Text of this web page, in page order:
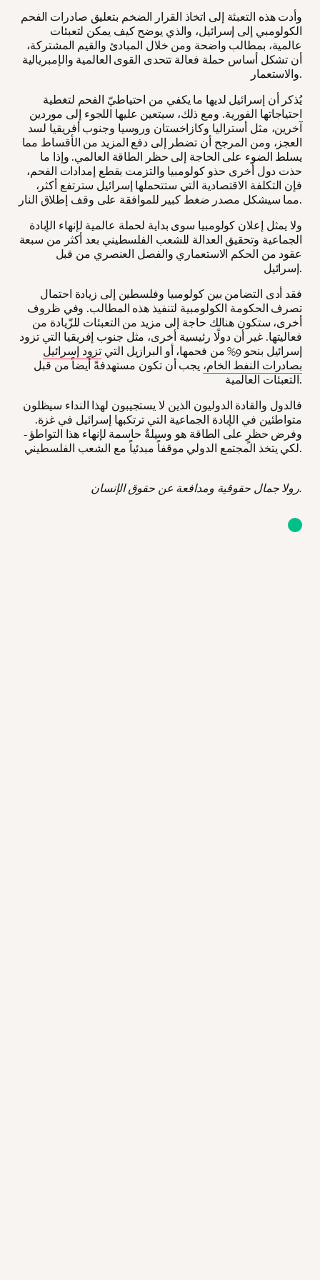
وأدت هذه التعبئة إلى اتخاذ القرار الضخم بتعليق صادرات الفحم
الكولومبي إلى إسرائيل، والذي يوضح كيف يمكن لتعبئات
عالمية، بمطالب واضحة ومن خلال المبادئ والقيم المشتركة،
أن تشكل أساس حملة فعالة تتحدى القوى العالمية والإمبريالية
والاستعمار.
يُذكر أن إسرائيل لديها ما يكفي من احتياطيّ الفحم لتغطية
احتياجاتها الفورية. ومع ذلك، سيتعين عليها اللجوء إلى موردين
آخرين، مثل أستراليا وكازاخستان وروسيا وجنوب أفريقيا لسد
العجز، ومن المرجح أن تضطر إلى دفع المزيد من الأقساط مما
يسلط الضوء على الحاجة إلى حظر الطاقة العالمي. وإذا ما
حذت دول أخرى حذو كولومبيا والتزمت بقطع إمدادات الفحم،
فإن التكلفة الاقتصادية التي ستتحملها إسرائيل سترتفع أكثر،
مما سيشكل مصدر ضغط كبير للموافقة على وقف إطلاق النار.
ولا يمثل إعلان كولومبيا سوى بداية لحملة عالمية لإنهاء الإبادة
الجماعية وتحقيق العدالة للشعب الفلسطيني بعد أكثر من سبعة
عقود من الحكم الاستعماري والفصل العنصري من قبل
إسرائيل.
فقد أدى التضامن بين كولومبيا وفلسطين إلى زيادة احتمال
تصرف الحكومة الكولومبية لتنفيذ هذه المطالب. وفي ظروف
أخرى، ستكون هنالك حاجة إلى مزيد من التعبئات للزّيادة من
فعاليتها. غير أن دولًا رئيسية أخرى، مثل جنوب إفريقيا التي تزود
إسرائيل بنحو 9% من فحمها، أو البرازيل التي
تزود إسرائيل
بصادرات النفط الخام، يجب أن تكون مستهدفةً أيضاً من قبل
التعبئات العالمية.
فالدول والقادة الدوليون الذين لا يستجيبون لهذا النداء سيظلون
متواطئين في الإبادة الجماعية التي ترتكبها إسرائيل في غزة.
وفرض حظرٍ على الطاقة هو وسيلةٌ حاسمة لإنهاء هذا التواطؤ -
لكي يتخذ المجتمع الدولي موقفاً مبدئياً مع الشعب الفلسطيني.
رولا جمال حقوقية ومدافعة عن حقوق الإنسان.